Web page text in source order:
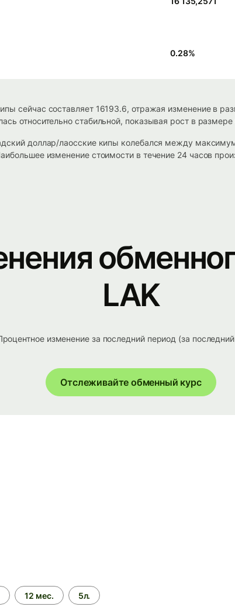
0.28%
сейчас составляет 16193.6, отражая изменение в
относительно стабильной, показывая рост в
доллар/лаосские кипы колебался между
изменение стоимости в течение 24 часов
LAK
изменение за последний период (за
Отслеживайте обменный курс
12 мес. 5л.